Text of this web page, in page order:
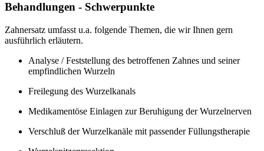
Behandlungen - Schwerpunkte
Zahnersatz umfasst u.a. folgende Themen, die wir Ihnen gern
ausführlich erläutern.
Analyse / Feststellung des betroffenen Zahnes und seiner
empfindlichen Wurzeln
Freilegung des Wurzelkanals
Medikamentöse Einlagen zur Beruhigung der Wurzelnerven
Verschluß der Wurzelkanäle mit passender Füllungstherapie